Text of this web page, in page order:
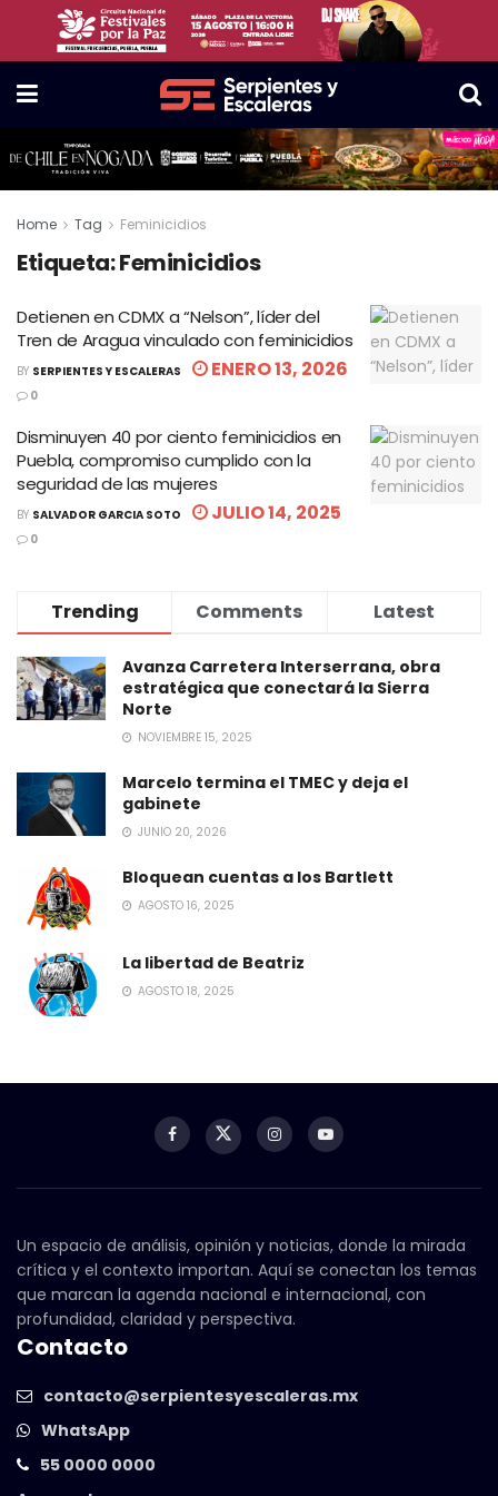
Home Tag Feminicidios
Etiqueta:Feminicidios
Detienen en CDMX a “Nelson”, líder del
Tren de Aragua vinculado con feminicidios
BY SERPIENTES Y ESCALERAS ENERO 13, 2026
0
Disminuyen 40 por ciento feminicidios en
Puebla, compromiso cumplido con la
seguridad de las mujeres
BY SALVADOR GARCIA SOTO JULIO 14, 2025
0
Trending Comments Latest
Avanza Carretera Interserrana, obra
estratégica que conectará la Sierra
Norte
NOVIEMBRE 15, 2025
Marcelo termina el TMEC y deja el
gabinete
JUNIO 20, 2026
Bloquean cuentas a los Bartlett
AGOSTO 16, 2025
La libertad de Beatriz
AGOSTO 18, 2025
Un espacio de análisis, opinión y noticias, donde la mirada
crítica y el contexto importan. Aquí se conectan los temas
que marcan la agenda nacional e internacional, con
profundidad, claridad y perspectiva.
Contacto
contacto@serpientesyescaleras.mx
WhatsApp
55 0000 0000